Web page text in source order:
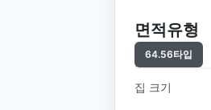
면적유형
64.56타입
집 크기